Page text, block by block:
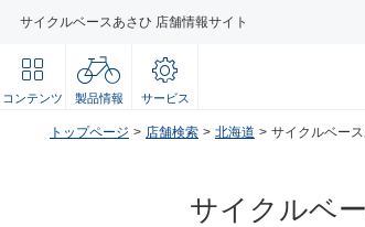
サイクルベースあさひ 店舗情報サイト
コンテンツ 製品情報 サービス
トップページ 店舗検索 北海道 サイクルベー
サイクルベ